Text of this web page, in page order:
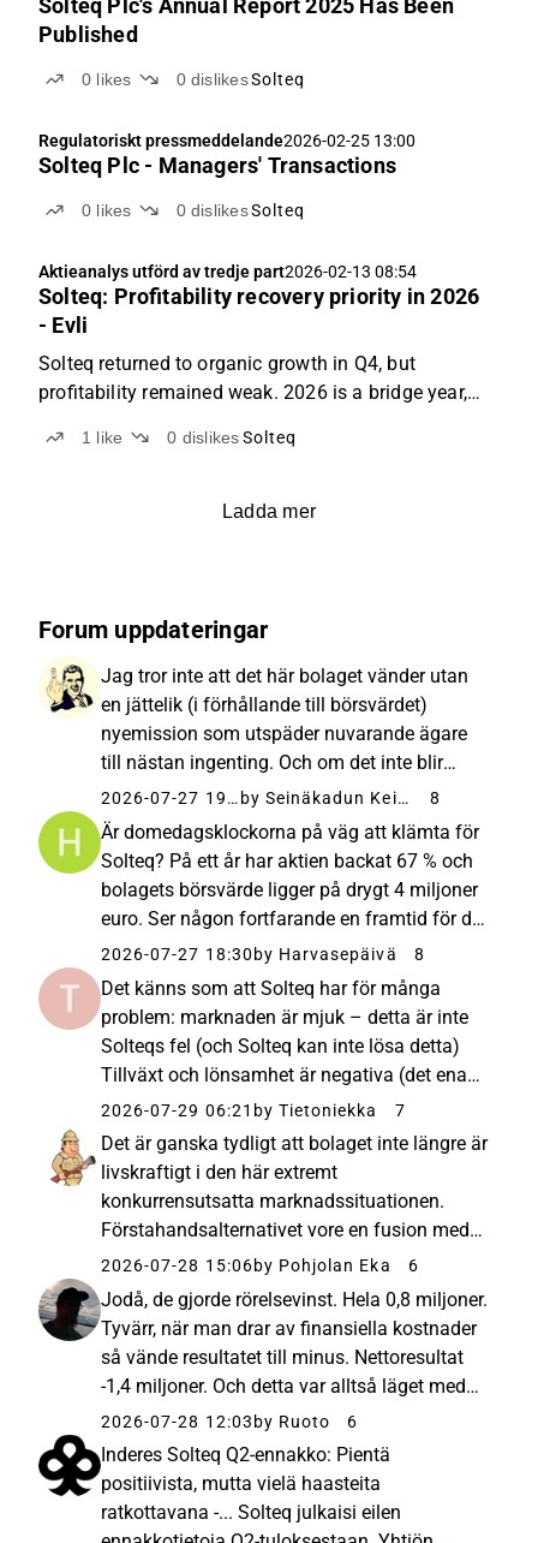
Solteq Plc's Annual Report 2025 Has Been
Published
0 likes 0 dislikesSolteq
Regulatoriskt pressmeddelande2026-02-25 13:00
Solteq Plc - Managers' Transactions
0 likes 0 dislikesSolteq
Aktieanalys utförd av tredje part2026-02-13 08:54
Solteq: Profitability recovery priority in 2026
- Evli
Solteq returned to organic growth in Q4, but
profitability remained weak. 2026 is a bridge year,
1 like 0 dislikesSolteq
Ladda mer
Forum uppdateringar
Jag tror inte att det här bolaget vänder utan
en jättelik (i förhållande till börsvärdet)
nyemission som utspäder nuvarande ägare
till nästan ingenting. Och om det inte blir
någon nyemission så är sagan förmodligen
slut. Båda alternativen är fruktansvärda för
nuvarande ägare.
2026-07-27 19:35 by Seinäkadun Keisari 8
Är domedagsklockorna på väg att klämta för
Solteq? På ett år har aktien backat 67 % och
bolagets börsvärde ligger på drygt 4 miljoner
euro. Ser någon fortfarande en framtid för det
här bolaget? De senaste rapporterna har varit
en enda lång historia om sjunkande
omsättning och negativ...
2026-07-27 18:30 by Harvasepäivä 8
Det känns som att Solteq har för många
problem: marknaden är mjuk – detta är inte
Solteqs fel (och Solteq kan inte lösa detta)
Tillväxt och lönsamhet är negativa (det ena
segmentet växte under Q1/26) – Solteq
måste vinna marknadsandelar från
konkurrenterna om de vill växa och vara...
2026-07-29 06:21 by Tietoniekka 7
Det är ganska tydligt att bolaget inte längre är
livskraftigt i den här extremt
konkurrensutsatta marknadssituationen.
Förstahandsalternativet vore en fusion med
en annan aktör, och i andra hand att lägga ner
firman och låta experterna gå vidare till mer
produktiva arbetsplatser....
2026-07-28 15:06by Pohjolan Eka 6
Jodå, de gjorde rörelsevinst. Hela 0,8 miljoner.
Tyvärr, när man drar av finansiella kostnader
så vände resultatet till minus. Nettoresultat
-1,4 miljoner. Och detta var alltså läget med
rådande ränta. Ett obligationslån på ca 19
miljoner euro förfaller i början av oktober.
Räck ...
2026-07-28 12:03 by Ruoto 6
Inderes Solteq Q2-ennakko: Pientä
positiivista, mutta vielä haasteita
ratkottavana -... Solteq julkaisi eilen